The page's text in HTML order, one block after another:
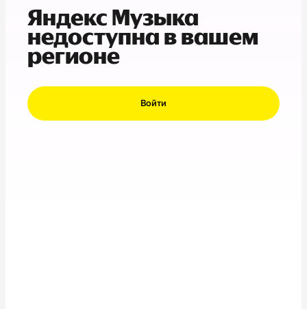
Яндекс Музыка
недоступна в вашем
регионе
Войти